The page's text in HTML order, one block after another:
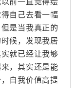
前一直觉得绘
自己去看一幅
是当我真正的
候，发现我居
就已经让我够
，其实还是能
自我价值高提